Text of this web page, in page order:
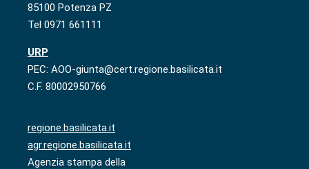
85100 Potenza PZ
Tel 0971 661111
URP
PEC: AOO-giunta@cert.regione.basilicata.it
C.F. 80002950766
regione.basilicata.it
agr.regione.basilicata.it
Agenzia stampa della